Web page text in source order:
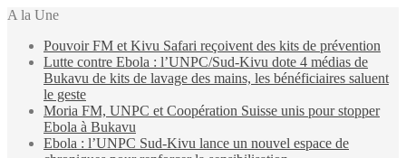
A la Une
Pouvoir FM et Kivu Safari reçoivent des kits de prévention
Lutte contre Ebola : l’UNPC/Sud-Kivu dote 4 médias de
Bukavu de kits de lavage des mains, les bénéficiaires saluent
le geste
Moria FM, UNPC et Coopération Suisse unis pour stopper
Ebola à Bukavu
Ebola : l’UNPC Sud-Kivu lance un nouvel espace de